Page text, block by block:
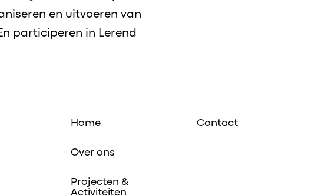
en uitvoeren van
participeren in Lerend
Home
Over ons
Projecten &
Activiteiten
Contact